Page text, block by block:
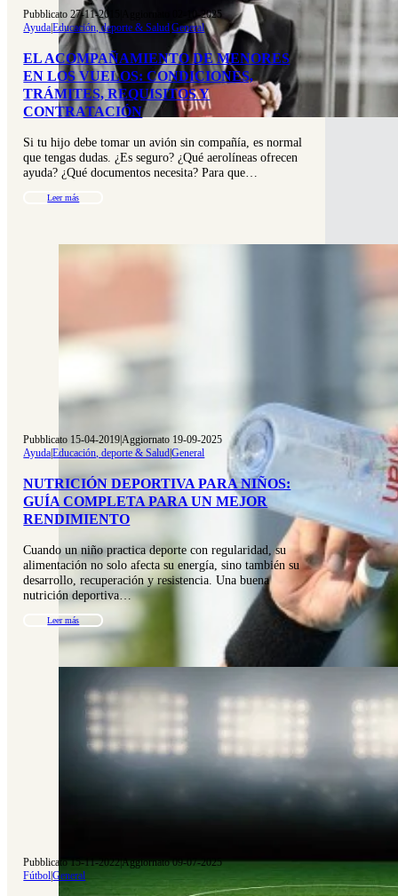
Pubblicato 27-11-2015
Aggiornato 02-10-2025
Ayuda|Educación, deporte & Salud|General
EL ACOMPAÑAMIENTO DE MENORES
EN LOS VUELOS: CONDICIONES,
TRÁMITES, REQUISITOS Y
CONTRATACIÓN
Si tu hijo debe tomar un avión sin compañía, es normal
que tengas dudas. ¿Es seguro? ¿Qué aerolíneas ofrecen
ayuda? ¿Qué documentos necesita? Para que…
Leer más
Pubblicato 15-04-2019|Aggiornato 19-09-2025
Ayuda|Educación, deporte & Salud|General
NUTRICIÓN DEPORTIVA PARA NIÑOS:
GUÍA COMPLETA PARA UN MEJOR
RENDIMIENTO
Cuando un niño practica deporte con regularidad, su
alimentación no solo afecta su energía, sino también su
desarrollo, recuperación y resistencia. Una buena
nutrición deportiva…
Leer más
Pubblicato 15-11-2022|Aggiornato 09-07-2025
Fútbol|General